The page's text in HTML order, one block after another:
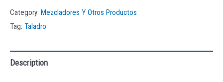
Category: Mezcladores Y Otros Productos
Tag: Taladro
Description